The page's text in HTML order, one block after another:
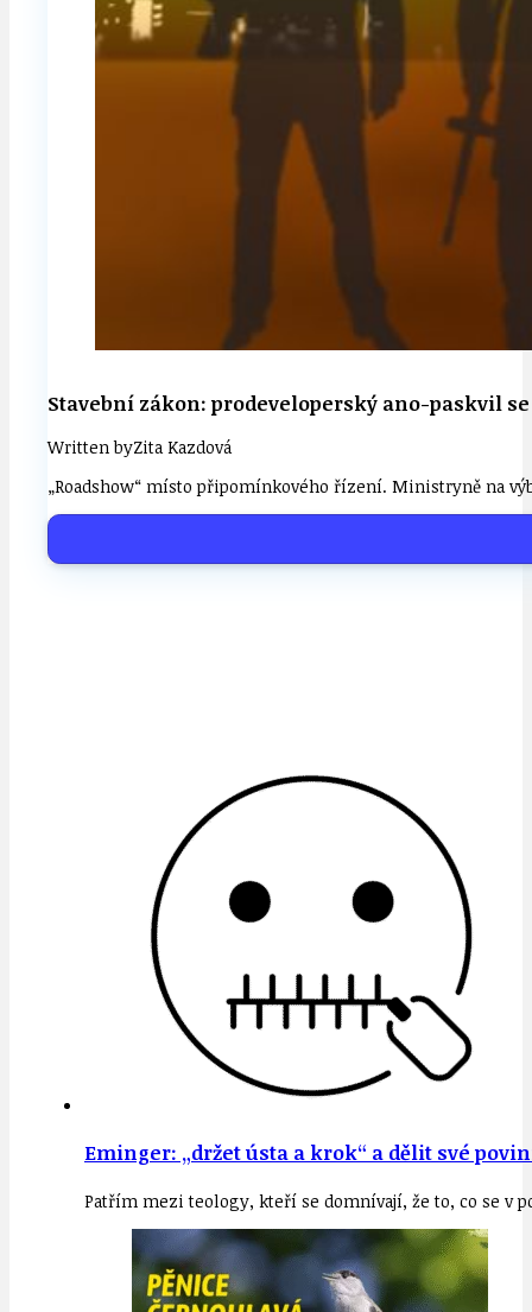
Stavební zákon: prodeveloperský ano-paskvil
Written byZita Kazdová
„Roadshow“ místo připomínkového řízení. Ministryně na
Eminger: „držet ústa a krok“ a dělit své
Patřím mezi teology, kteří se domnívají, že to, co se v